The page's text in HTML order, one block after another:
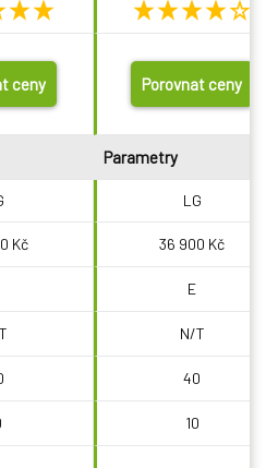
ceny Porovnat ceny
Parametry
LG
Kč
36 900 Kč
E
N/T
40
10